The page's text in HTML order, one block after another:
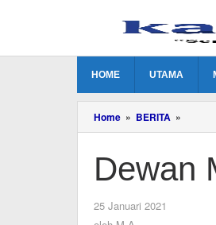
HOME UTAMA
Home » BERITA »
Minta
3K
Dewan
25 Januari 2021